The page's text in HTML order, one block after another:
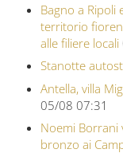
Bagno a
territorio
alle filiere locali
Stanotte
Antella, villa
05/08 07:31
Noemi Borrani
bronzo ai